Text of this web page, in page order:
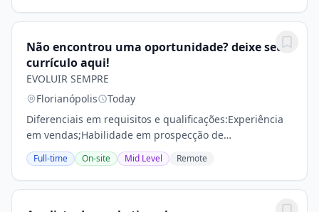
Não encontrou uma oportunidade? deixe seu
currículo aqui!
EVOLUIR SEMPRE
Florianópolis
Today
Diferenciais em requisitos e qualificações:Experiência
em vendas;Habilidade em prospecção de
clientes;Habilidade em redes sociais;Habilidade para
trabalhar em equipe;Boa...
Full-time On-site Mid Level Remote